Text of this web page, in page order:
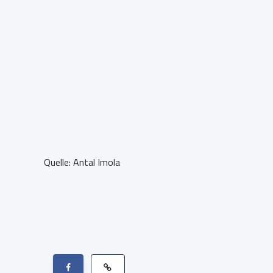
Quelle: Antal Imola